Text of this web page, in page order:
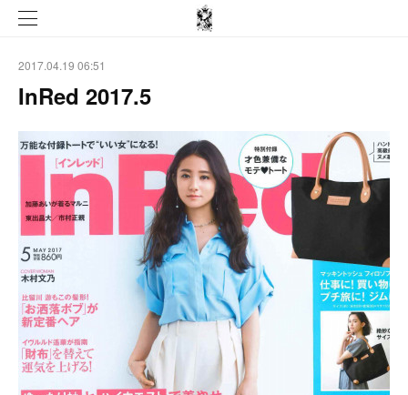
2017.04.19 06:51
InRed 2017.5